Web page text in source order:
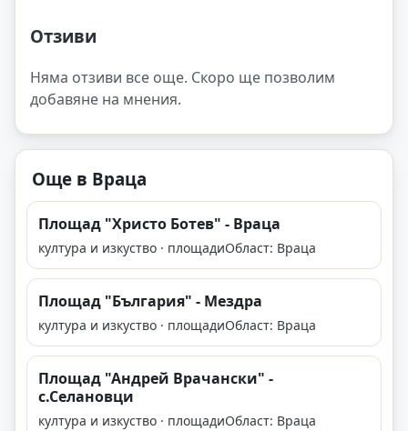
Отзиви
Няма отзиви все още. Скоро ще позволим
добавяне на мнения.
Още в Враца
Площад "Христо Ботев" - Враца
култура и изкуство · площадиОбласт: Враца
Площад "България" - Мездра
култура и изкуство · площадиОбласт: Враца
Площад "Андрей Врачански" -
с.Селановци
култура и изкуство · площадиОбласт: Враца